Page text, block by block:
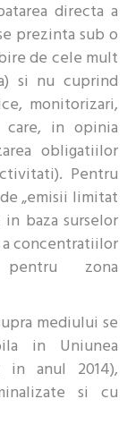
directa a
prezinta sub o
de cele mult
si nu cuprind
monitorizari,
in opinia
obligatiilor
Pentru
„emisii limitat
baza surselor
concentratiilor
zona
mediului se
in Uniunea
in anul 2014),
si cu